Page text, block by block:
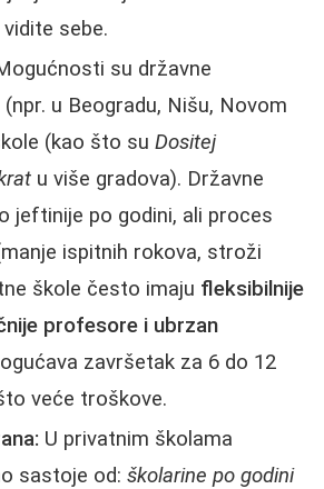
sebe.
su državne
u Beogradu, Nišu, Novom
(kao što su Dositej
u više gradova). Državne
jeftinije po godini, ali proces
ispitnih rokova, stroži
škole često imaju fleksibilnije
profesore i ubrzan
završetak za 6 do 12
veće troškove.
U privatnim školama
sastoje od: školarine po godini